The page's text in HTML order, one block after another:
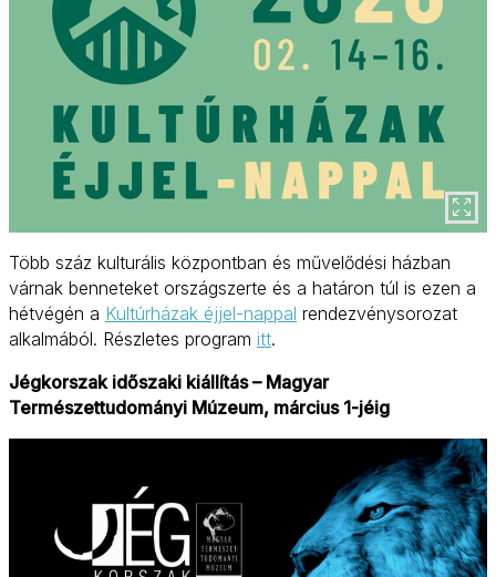
Több száz kulturális központban és művelődési házban
várnak benneteket országszerte és a határon túl is ezen a
hétvégén a Kultúrházak éjjel-nappal rendezvénysorozat
alkalmából. Részletes program itt.
Jégkorszak időszaki kiállítás – Magyar
Természettudományi Múzeum, március 1-jéig